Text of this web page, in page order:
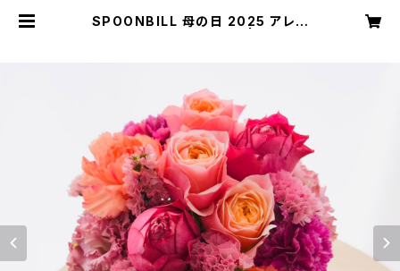
SPOONBILL 母の日 2025 アレン